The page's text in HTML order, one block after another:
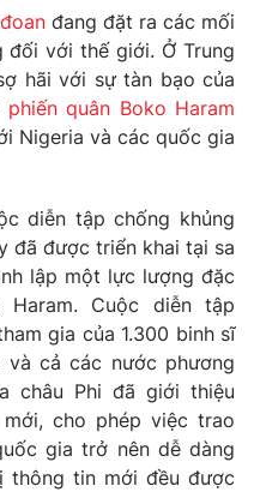
đang đặt ra các mối
đối với thế giới. Ở Trung
hãi với sự tàn bạo của
phiến quân Boko Haram
Nigeria và các quốc gia
diễn tập chống khủng
đã được triển khai tại sa
lập một lực lượng đặc
Cuộc diễn tập
gia của 1.300 binh sĩ
cả các nước phương
châu Phi đã giới thiệu
cho phép việc trao
gia trở nên dễ dàng
thông tin mới đều được